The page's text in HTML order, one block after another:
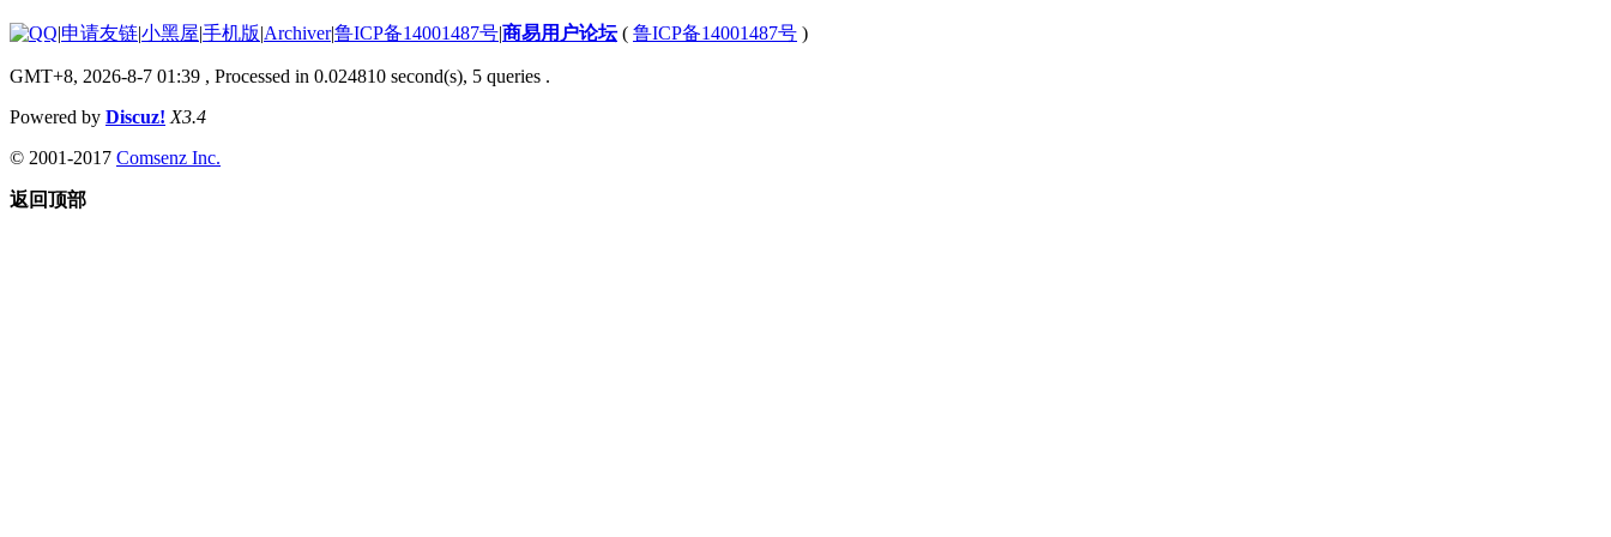
|申请友链|小黑屋|手机版|Archiver|鲁ICP备14001487号|商易用户论坛( 鲁ICP备14001487号 )
GMT+8, 2026-8-7 01:39 , Processed in 0.024810 second(s), 5 queries .
Powered by Discuz! X3.4
© 2001-2017 Comsenz Inc.
返回顶部